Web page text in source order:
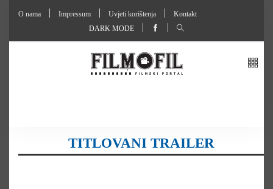
O nama Impressum Uvjeti korištenja
Kontakt
DARK MODE
TITLOVANI TRAILER